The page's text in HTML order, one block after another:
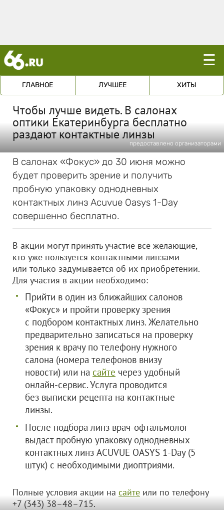
☰
ГЛАВНОЕ ЛУЧШЕЕ ХИТЫ
Чтобы лучше видеть. В салонах
оптики Екатеринбурга бесплатно
раздают контактные линзы
предоставлено организаторами
В салонах «Фокус» до 30 июня можно
будет проверить зрение и получить
пробную упаковку однодневных
контактных линз Acuvue Oasys 1-Day
совершенно бесплатно.
В акции могут принять участие все желающие,
кто уже пользуется контактными линзами
или только задумывается об их приобретении.
Для участия в акции необходимо:
Прийти в один из ближайших салонов
«Фокус» и пройти проверку зрения
с подбором контактных линз. Желательно
предварительно записаться на проверку
зрения к врачу по телефону нужного
салона (номера телефонов внизу
новости) или на сайте через удобный
онлайн-сервис. Услуга проводится
без выписки рецепта на контактные
линзы.
После подбора линз врач-офтальмолог
выдаст пробную упаковку однодневных
контактных линз ACUVUE OASYS 1-Day (5
штук) с необходимыми диоптриями.
Полные условия акции на сайте или по телефону
+7 (343) 38–48–715.